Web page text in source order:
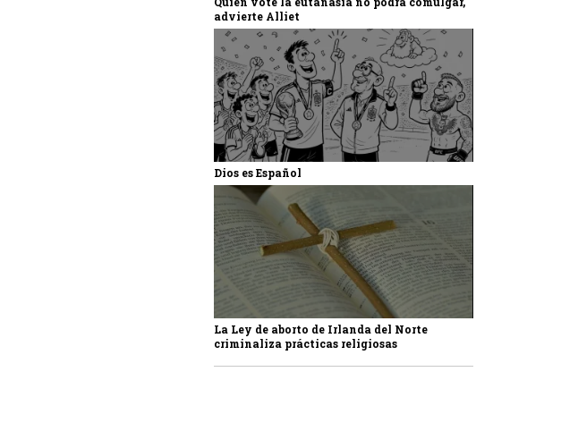
advierte Alliet
Dios es Español
La Ley de aborto de Irlanda del Norte
criminaliza prácticas religiosas